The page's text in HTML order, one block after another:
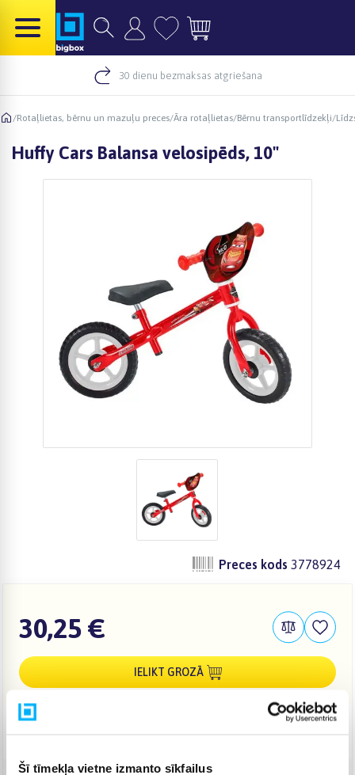
Šī tīmekļa vietne izmanto sīkfailus
30 dienu bezmaksas atgriešana
/Rotaļlietas, bērnu un mazuļu preces/Āra rotaļlietas/Bērnu transportlīdzekļi/
Huffy Cars Balansa velosipēds, 10"
Preces kods 3778924
30,25 €
IELIKT GROZĀ